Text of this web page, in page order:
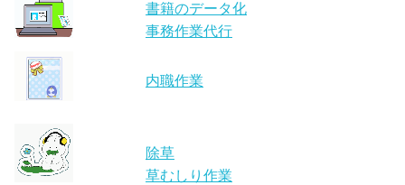
書籍のデータ化
事務作業代行
内職作業
除草
草むしり作業